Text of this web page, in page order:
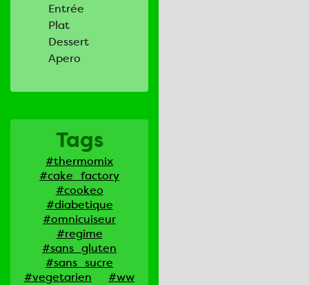
Entrée
Plat
Dessert
Apero
Tags
#thermomix
#cake_factory
#cookeo
#diabetique
#omnicuiseur
#regime
#sans_gluten
#sans_sucre
#vegetarien
#ww